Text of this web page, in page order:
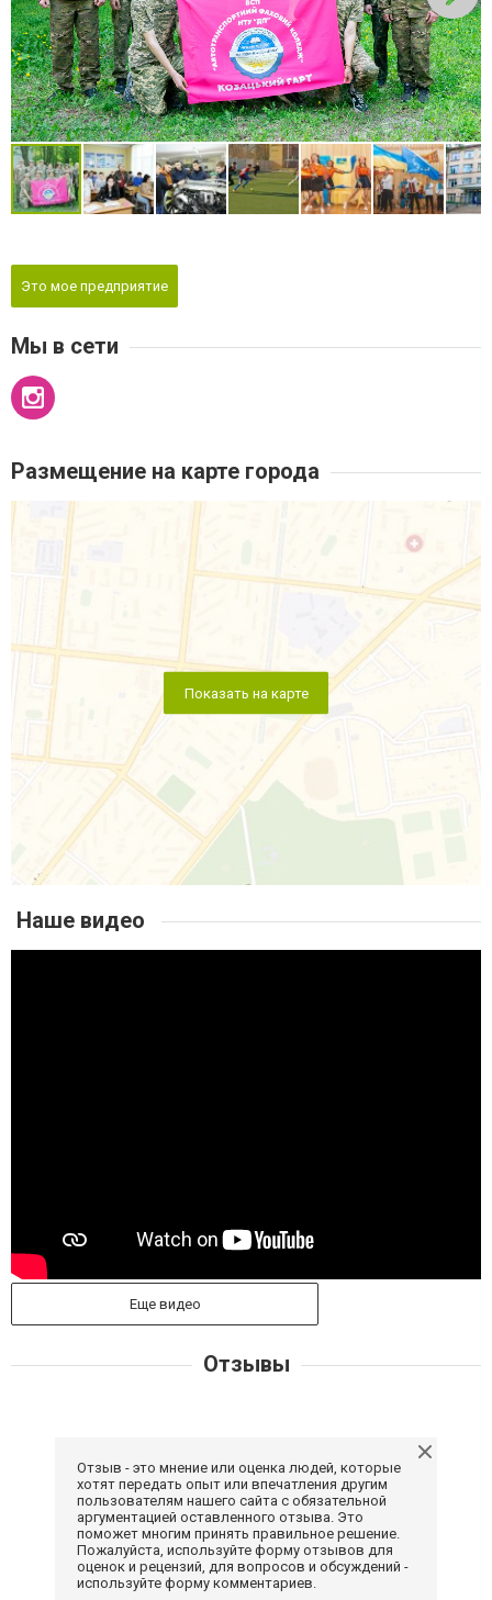
Это мое предприятие
Мы в сети
Размещение на карте города
Показать на карте
Наше видео
Еще видео
Отзывы
Отзыв - это мнение или оценка людей, которые
хотят передать опыт или впечатления другим
пользователям нашего сайта с обязательной
аргументацией оставленного отзыва. Это
поможет многим принять правильное решение.
Пожалуйста, используйте форму отзывов для
оценок и рецензий, для вопросов и обсуждений -
используйте форму комментариев.